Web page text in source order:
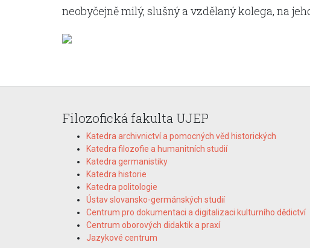
neobyčejně milý, slušný a vzdělaný kolega, na
Filozofická fakulta UJEP
Katedra archivnictví a pomocných věd historických
Katedra filozofie a humanitních studií
Katedra germanistiky
Katedra historie
Katedra politologie
Ústav slovansko-germánských studií
Centrum pro dokumentaci a digitalizaci kulturního dědictví
Centrum oborových didaktik a praxí
Jazykové centrum